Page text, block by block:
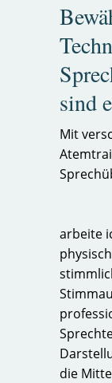
sind
Mit
arbeite
die